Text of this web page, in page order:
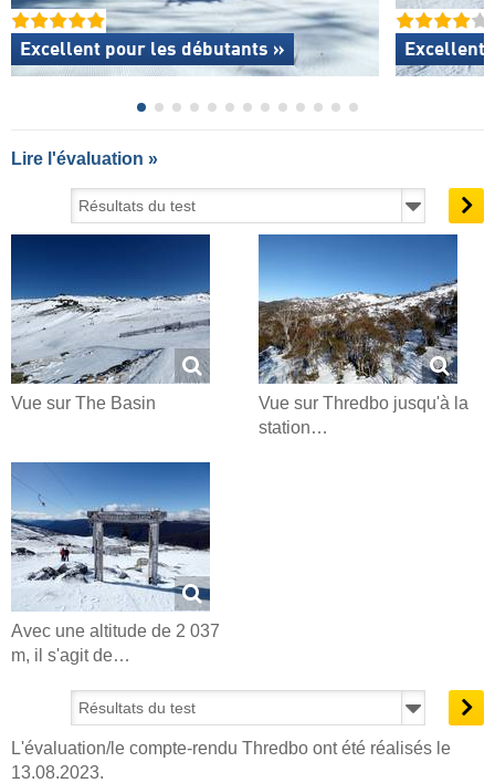
Excellent pour les débutants » Excellente
Lire l'évaluation »
Vue sur The Basin
Vue sur Thredbo jusqu'à la
station…
Avec une altitude de 2 037
m, il s'agit de…
L'évaluation/le compte-rendu Thredbo ont été réalisés le
13.08.2023.